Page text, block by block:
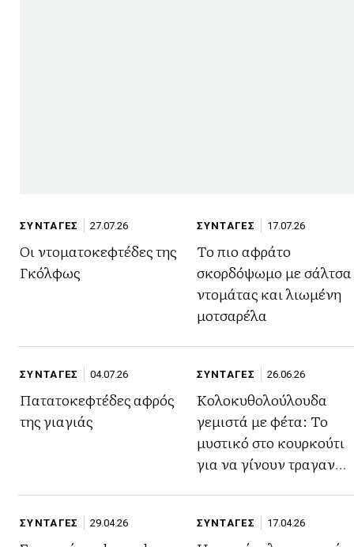
ΣΥΝΤΑΓΕΣ 27.07.26
Οι ντοματοκεφτέδες της
Γκόλφως
ΣΥΝΤΑΓΕΣ 17.07.26
Το πιο αφράτο
σκορδόψωμο με σάλτσα
ντομάτας και λιωμένη
μοτσαρέλα
ΣΥΝΤΑΓΕΣ 04.07.26
Πατατοκεφτέδες αφρός
της γιαγιάς
ΣΥΝΤΑΓΕΣ 26.06.26
Κολοκυθολούλουδα
γεμιστά με φέτα: Το
μυστικό στο κουρκούτι
για να γίνουν τραγανά
ΣΥΝΤΑΓΕΣ 29.04.26 ΣΥΝΤΑΓΕΣ 17.04.26